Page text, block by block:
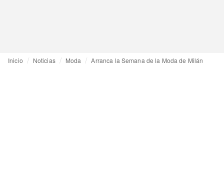
Inicio Noticias Moda Arranca la Semana de la Moda de Milán